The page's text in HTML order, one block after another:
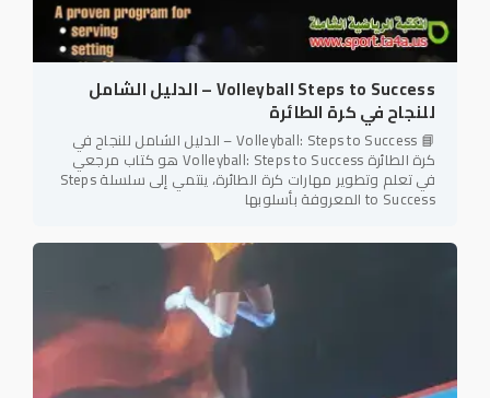
Volleyball Steps to Success – الدليل الشامل
للنجاح في كرة الطائرة
📘 Volleyball: Steps to Success – الدليل الشامل للنجاح في
كرة الطائرة Volleyball: Steps to Success هو كتاب مرجعي
في تعلم وتطوير مهارات كرة الطائرة، ينتمي إلى سلسلة Steps
to Success المعروفة بأسلوبها